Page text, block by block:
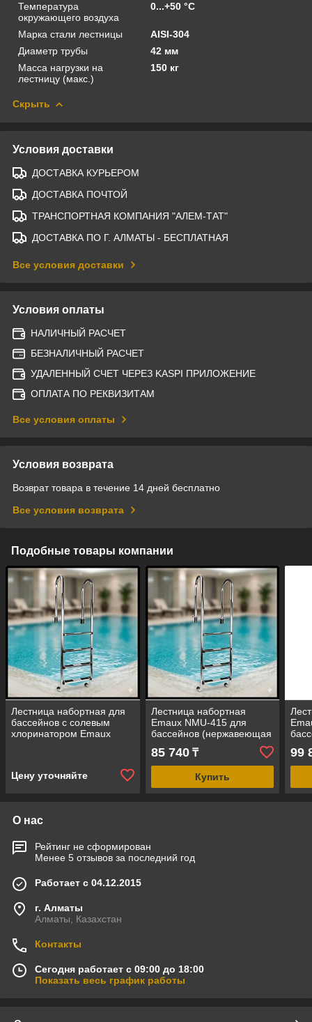
Температура
окружающего воздуха
0...+50 °C
Марка стали лестницы
AISI-304
Диаметр трубы
42 мм
Масса нагрузки на
лестницу (макс.)
150 кг
Скрыть
Условия доставки
ДОСТАВКА КУРЬЕРОМ
ДОСТАВКА ПОЧТОЙ
ТРАНСПОРТНАЯ КОМПАНИЯ "АЛЕМ-ТАТ"
ДОСТАВКА ПО Г. АЛМАТЫ - БЕСПЛАТНАЯ
Все условия доставки
Условия оплаты
НАЛИЧНЫЙ РАСЧЕТ
БЕЗНАЛИЧНЫЙ РАСЧЕТ
УДАЛЕННЫЙ СЧЕТ ЧЕРЕЗ KASPI ПРИЛОЖЕНИЕ
ОПЛАТА ПО РЕКВИЗИТАМ
Все условия оплаты
Условия возврата
Возврат товара в течение 14 дней бесплатно
Все условия возврата
Подобные товары компании
Лестница набортная для
бассейнов с солевым
хлоринатором Emaux
Цену уточняйте
Лестница набортная
Emaux NMU-415 для
бассейнов (нержавеющая
сталь ALSI 304, 4 ступени)
85 740₸
Купить
99
О нас
Рейтинг не сформирован
Менее 5 отзывов за последний год
Работает с 04.12.2015
г. Алматы
Алматы, Казахстан
Контакты
Сегодня работает с 09:00 до 18:00
Показать весь график работы